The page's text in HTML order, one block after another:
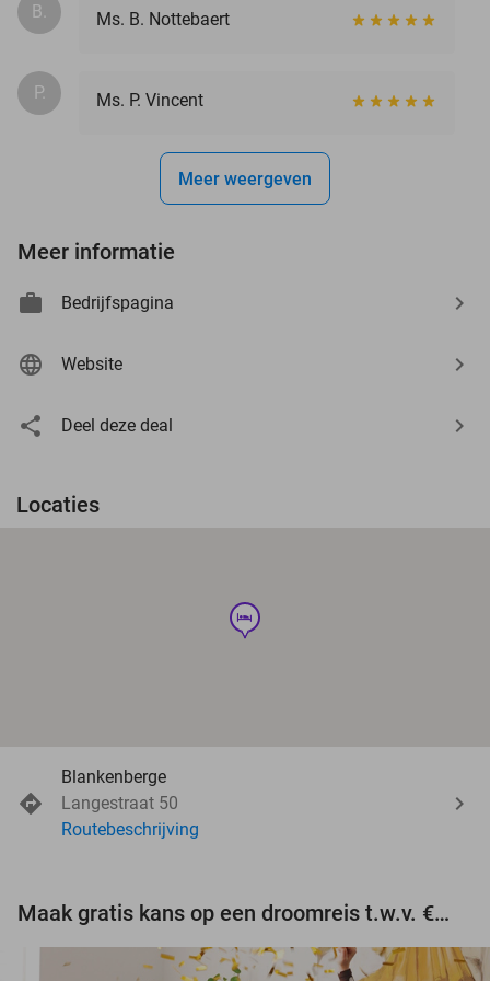
B. Ms. B. Nottebaert
P. Ms. P. Vincent
Meer weergeven
Meer informatie
Bedrijfspagina
Website
Deel deze deal
Locaties
hotel
Blankenberge
Langestraat 50
Routebeschrijving
Maak gratis kans op een droomreis t.w.v. €3.000!